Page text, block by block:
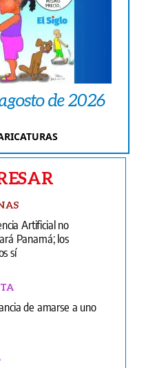
de 2026
Artificial no
Panamá; los
sí
de amarse a uno